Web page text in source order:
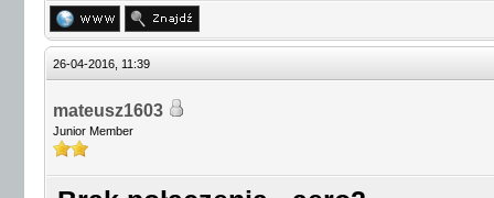
26-04-2016, 11:39
mateusz1603
Junior Member